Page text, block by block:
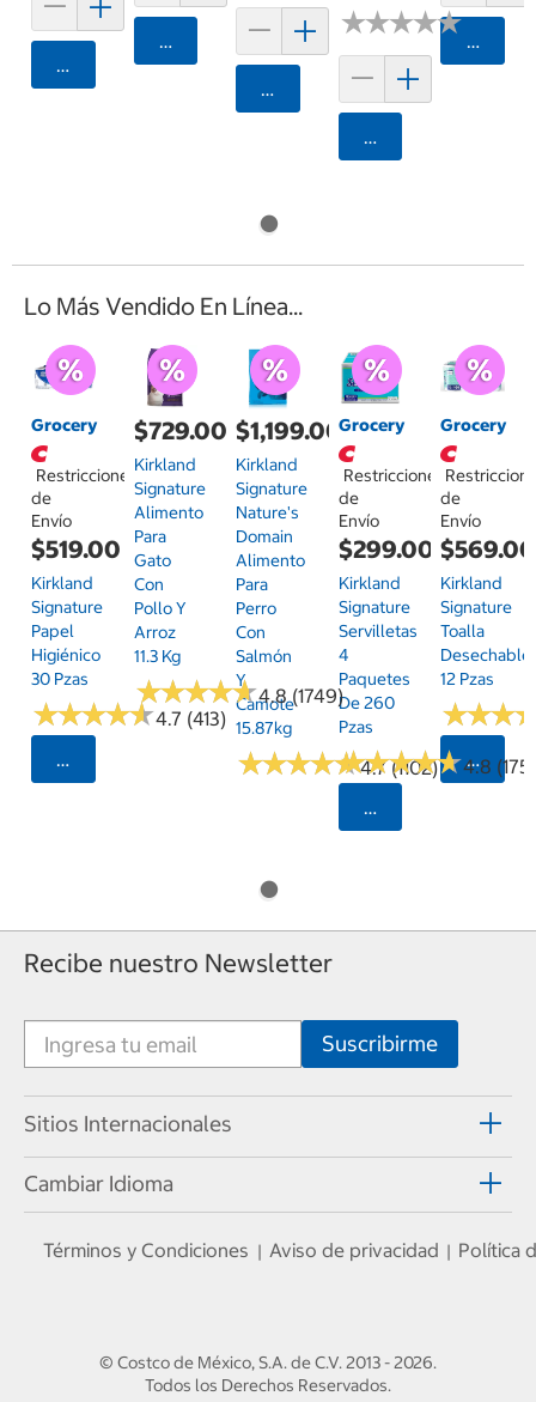
Agregar
Agregar
Agregar
★★★★★
★★★★★
Agregar
Lo Más Vendido En Línea...
Grocery
Restricciones
de
Envío
$519.00
Kirkland
Signature
Papel
Higiénico
30 Pzas
★★★★★
★★★★★4.7 (413)
Seleccionar Código Postal
$729.00
Kirkland
Signature
Alimento
Para
Gato
Con
Pollo Y
Arroz
11.3 Kg
★★★★★
★★★★★4.8 (1749)
$1,199.00
Kirkland
Signature
Nature's
Domain
Alimento
Para
Perro
Con
Salmón
Y
Camote
15.87kg
★★★★★
★★★★★4.7 (1102)
Grocery
Restricciones
de
Envío
$299.00
Kirkland
Signature
Servilletas
4
Paquetes
De 260
Pzas
★★★★★
★★★★★4.8 (175)
Seleccionar
Grocery
de
Envío
$569.00
Kirkland
Signature
Toalla
Desechable
12 Pzas
★★★
★★★
Recibe nuestro Newsletter
Sitios Internacionales
Cambiar Idioma
Términos y Condiciones | Aviso de privacidad | Política
© Costco de México, S.A. de C.V.2013 - 2026.
Todos los Derechos Reservados.